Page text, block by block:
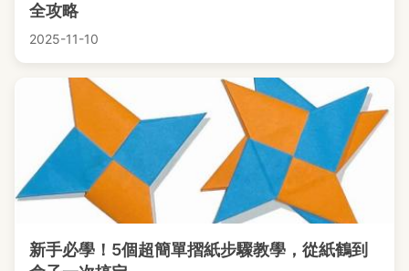
全攻略
2025-11-10
新手必學！5個超簡單摺紙步驟教學，從紙鶴到